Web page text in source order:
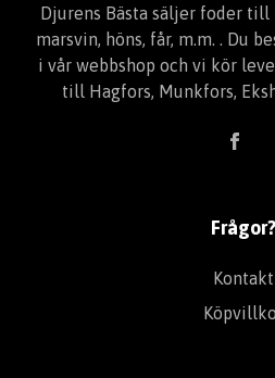
Djurens Bästa säljer foder till
marsvin, höns, får, m.m. . Du
i vår webbshop och vi kör
till Hagfors, Munkfors,
Frågor?
Kontakt